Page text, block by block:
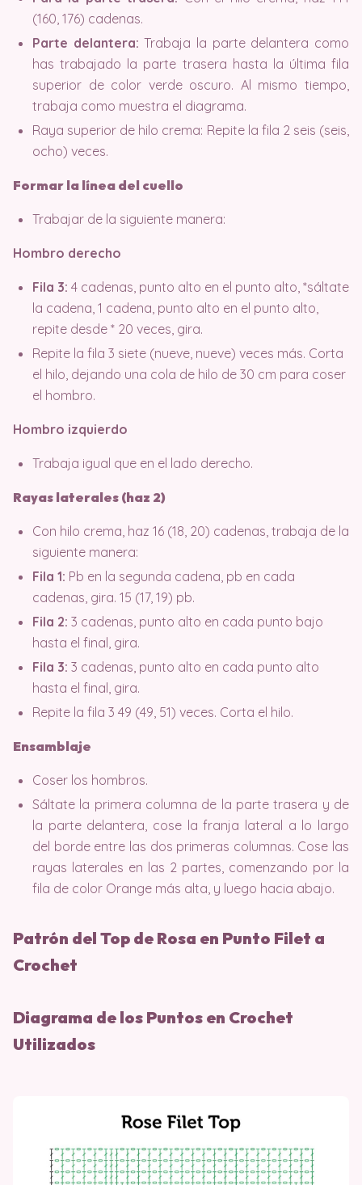
(160, 176) cadenas.
Parte delantera: Trabaja la parte delantera como
has trabajado la parte trasera hasta la última fila
superior de color verde oscuro. Al mismo tiempo,
trabaja como muestra el diagrama.
Raya superior de hilo crema: Repite la fila 2 seis (seis,
ocho) veces.
Formar la línea del cuello
Trabajar de la siguiente manera:
Hombro derecho
Fila 3: 4 cadenas, punto alto en el punto alto, *sáltate
la cadena, 1 cadena, punto alto en el punto alto,
repite desde * 20 veces, gira.
Repite la fila 3 siete (nueve, nueve) veces más. Corta
el hilo, dejando una cola de hilo de 30 cm para coser
el hombro.
Hombro izquierdo
Trabaja igual que en el lado derecho.
Rayas laterales (haz 2)
Con hilo crema, haz 16 (18, 20) cadenas, trabaja de la
siguiente manera:
Fila 1: Pb en la segunda cadena, pb en cada
cadenas, gira. 15 (17, 19) pb.
Fila 2: 3 cadenas, punto alto en cada punto bajo
hasta el final, gira.
Fila 3: 3 cadenas, punto alto en cada punto alto
hasta el final, gira.
Repite la fila 3 49 (49, 51) veces. Corta el hilo.
Ensamblaje
Coser los hombros.
Sáltate la primera columna de la parte trasera y de
la parte delantera, cose la franja lateral a lo largo
del borde entre las dos primeras columnas. Cose las
rayas laterales en las 2 partes, comenzando por la
fila de color Orange más alta, y luego hacia abajo.
Patrón del Top de Rosa en Punto Filet a
Crochet
Diagrama de los Puntos en Crochet
Utilizados